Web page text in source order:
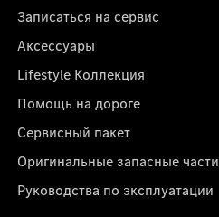
Записаться на сервис
Аксессуары
Lifestyle Коллекция
Помощь на дороге
Сервисный пакет
Оригинальные запасные части
Руководства по эксплуатации